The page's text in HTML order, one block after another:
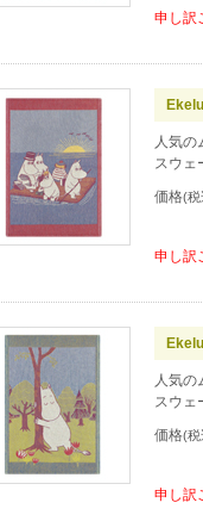
申し訳
人気の
スウェ
価格(税
申し訳
人気の
スウェ
価格(税
申し訳